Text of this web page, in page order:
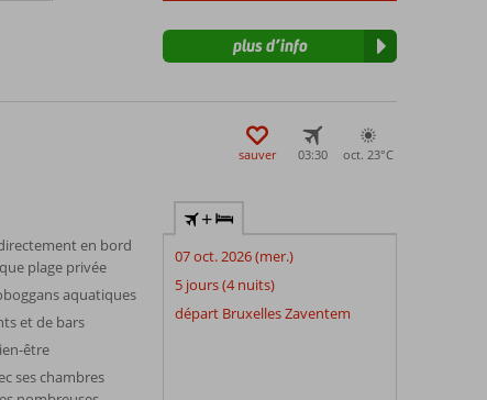
plus d’info
sauver 03:30 oct. 23°C
en bord
plage privée
aquatiques
et de bars
être
ses chambres
+
07 oct. 2026 (mer.)
5 jours (4 nuits)
départ Bruxelles Zaventem